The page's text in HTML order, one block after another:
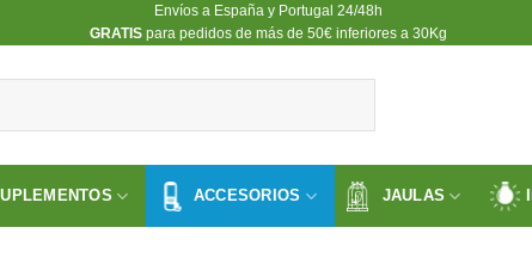
Envíos a España y Portugal 24/48h
​GRATISpara pedidos de más de 50€ inferiores a 30Kg
ACCESORIOS JAULAS